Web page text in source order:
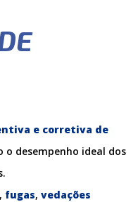
e corretiva de
o desempenho ideal dos
, fugas, vedações